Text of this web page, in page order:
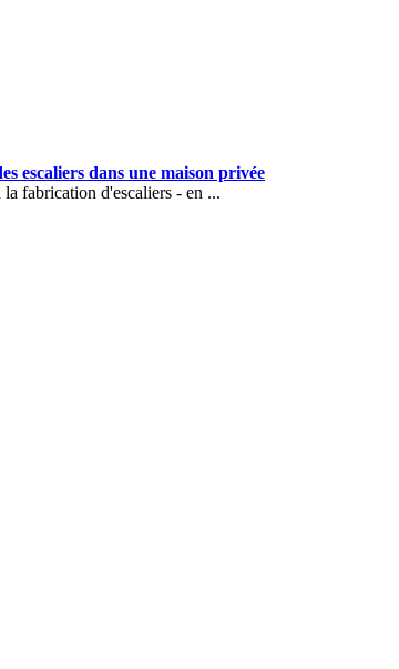
escaliers dans une maison privée
fabrication d'escaliers - en ...